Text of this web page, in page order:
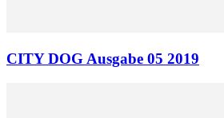
CITY DOG Ausgabe 05 2019